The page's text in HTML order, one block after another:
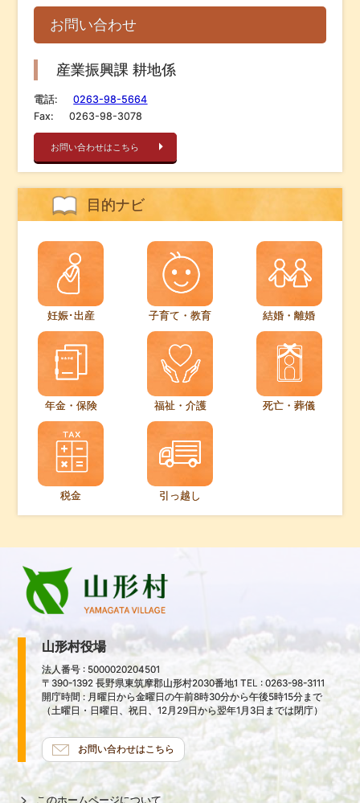
お問い合わせ
産業振興課 耕地係
電話:
0263-98-5664
Fax:
0263-98-3078
お問い合わせはこちら
目的ナビ
妊娠･出産 子育て・教育 結婚・離婚
年金・保険 福祉・介護 死亡・葬儀
税金 引っ越し
山形村役場
法人番号 : 5000020204501
〒390-1392 長野県東筑摩郡山形村2030番地1 TEL : 0263-98-3111
開庁時間 : 月曜日から金曜日の午前8時30分から午後5時15分まで
（土曜日・日曜日、祝日、12月29日から翌年1月3日までは閉庁）
お問い合わせはこちら
このホームページについて